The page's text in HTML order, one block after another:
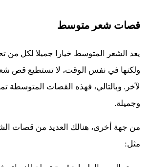
قصات شعر متوسط
يعد الشعر المتوسط خيارا جميلا لكل من
ولكنها في نفس الوقت، لا تستطيع قص
لآخر. وبالتالي، فهذه القصات المتوسطة
وجميلة.
من جهة أخرى، هنالك العديد من قصات
مثل: